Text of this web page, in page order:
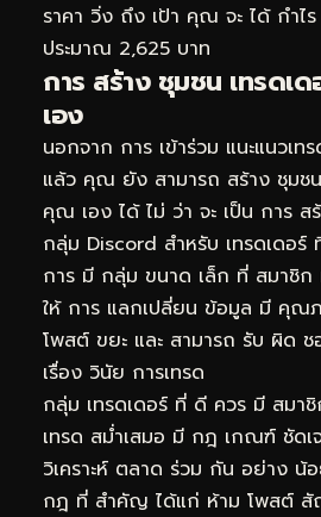
ราคา วิ่ง ถึง เป้า คุณ จะ ได้ กำไ
ประมาณ 2,625 บาท
การ สร้าง ชุมชน เทรดเ
เอง
นอกจาก การ เข้าร่วม แนะแนวเ
แล้ว คุณ ยัง สามารถ สร้าง ชุมช
คุณ เอง ได้ ไม่ ว่า จะ เป็น การ
กลุ่ม Discord สำหรับ เทรดเดอ
การ มี กลุ่ม ขนาด เล็ก ที่ สมาชิ
ให้ การ แลกเปลี่ยน ข้อมูล มี คุณ
โพสต์ ขยะ และ สามารถ รับ ผิด
เรื่อง วินัย การเทรด
กลุ่ม เทรดเดอร์ ที่ ดี ควร มี สม
เทรด สม่ำเสมอ มี กฎ เกณฑ์ ชัดเ
วิเคราะห์ ตลาด ร่วม กัน อย่าง น้
กฎ ที่ สำคัญ ได้แก่ ห้าม โพสต์